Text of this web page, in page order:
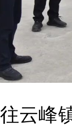
云峰